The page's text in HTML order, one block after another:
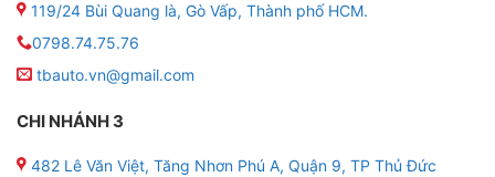
119/24 Bùi Quang là, Gò Vấp, Thành phố HCM.
0798.74.75.76
tbauto.vn@gmail.com
CHI NHÁNH 3
482 Lê Văn Việt, Tăng Nhơn Phú A, Quận 9, TP Thủ Đức